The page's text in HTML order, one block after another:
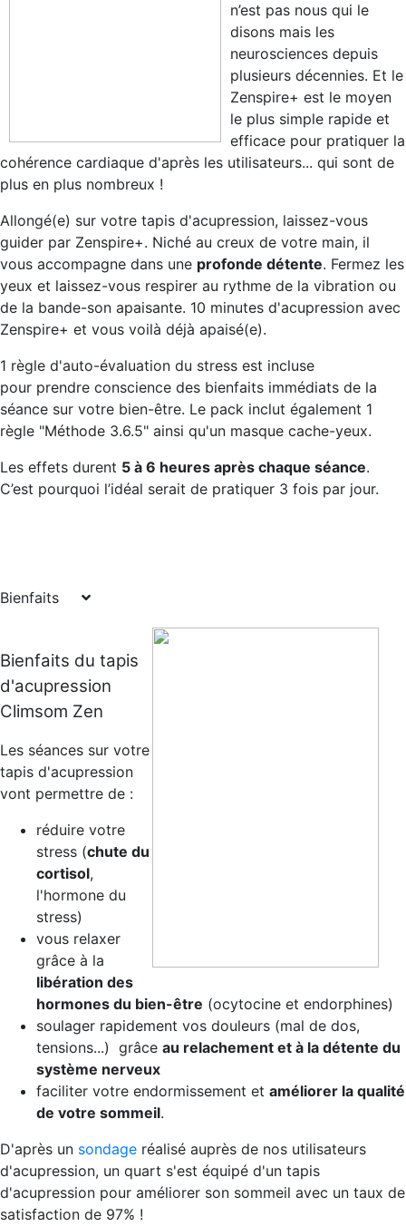
n’est pas nous qui le
disons mais les
neurosciences depuis
plusieurs décennies. Et le
Zenspire+ est le moyen
le plus simple rapide et
efficace pour pratiquer la
cohérence cardiaque d'après les utilisateurs... qui sont de
plus en plus nombreux !
Allongé(e) sur votre tapis d'acupression, laissez-vous
guider par Zenspire+. Niché au creux de votre main, il
vous accompagne dans une profonde détente. Fermez les
yeux et laissez-vous respirer au rythme de la vibration ou
de la bande-son apaisante. 10 minutes d'acupression avec
Zenspire+ et vous voilà déjà apaisé(e).
1 règle d'auto-évaluation du stress est incluse
pour prendre conscience des bienfaits immédiats de la
séance sur votre bien-être. Le pack inclut également 1
règle "Méthode 3.6.5" ainsi qu'un masque cache-yeux.
Les effets durent 5 à 6 heures après chaque séance.
C’est pourquoi l’idéal serait de pratiquer 3 fois par jour.
Bienfaits
Bienfaits du tapis
d'acupression
Climsom Zen
Les séances sur votre
tapis d'acupression
vont permettre de :
réduire votre
stress (chute du
cortisol,
l'hormone du
stress)
vous relaxer
grâce à la
libération des
hormones du bien-être (ocytocine et endorphines)
soulager rapidement vos douleurs (mal de dos,
tensions...) grâce au relachement et à la détente du
système nerveux
faciliter votre endormissement et améliorer la qualité
de votre sommeil.
D'après un sondage réalisé auprès de nos utilisateurs
d'acupression, un quart s'est équipé d'un tapis
d'acupression pour améliorer son sommeil avec un taux de
satisfaction de 97% !